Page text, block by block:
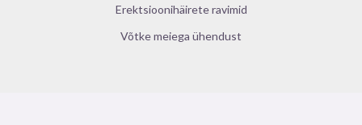
Erektsioonihäirete ravimid
Võtke meiega ühendust